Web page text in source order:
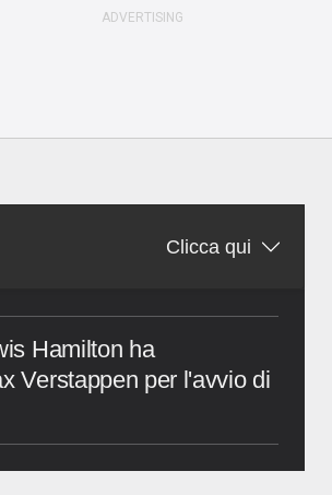
Clicca qui
Hamilton ha
Verstappen per l'avvio di